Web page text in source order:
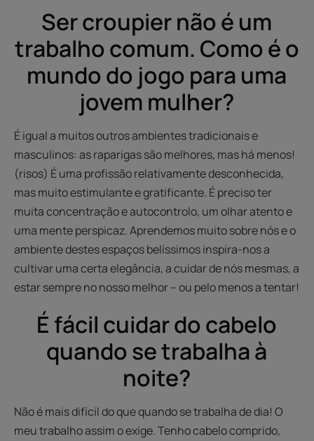
Ser croupier não é um
trabalho comum. Como é o
mundo do jogo para uma
jovem mulher?
É igual a muitos outros ambientes tradicionais e
masculinos: as raparigas são melhores, mas há menos!
(risos) É uma profissão relativamente desconhecida,
mas muito estimulante e gratificante. É preciso ter
muita concentração e autocontrolo, um olhar atento e
uma mente perspicaz. Aprendemos muito sobre nós e o
ambiente destes espaços belíssimos inspira-nos a
cultivar uma certa elegância, a cuidar de nós mesmas, a
estar sempre no nosso melhor – ou pelo menos a tentar!
É fácil cuidar do cabelo
quando se trabalha à
noite?
Não é mais difícil do que quando se trabalha de dia! O
meu trabalho assim o exige. Tenho cabelo comprido,